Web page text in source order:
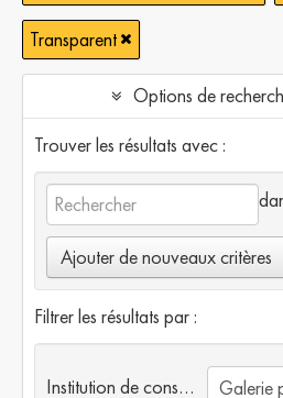
Transparent
Options de
Trouver les résultats avec :
Ajouter de nouveaux critères
Filtrer les résultats par :
Institution de conservation